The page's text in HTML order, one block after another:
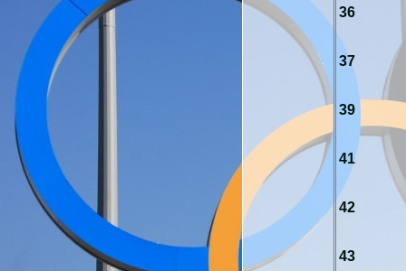
36
37
39
41
42
43